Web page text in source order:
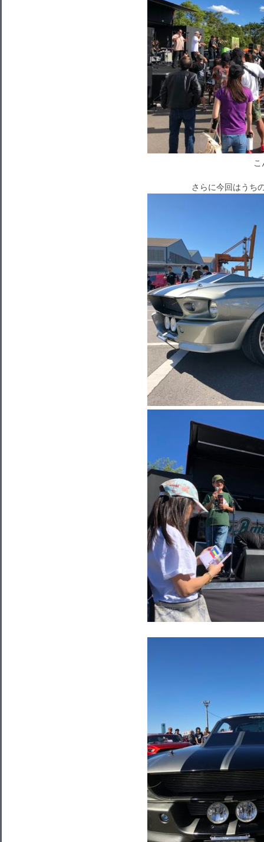
さらに今回はうち